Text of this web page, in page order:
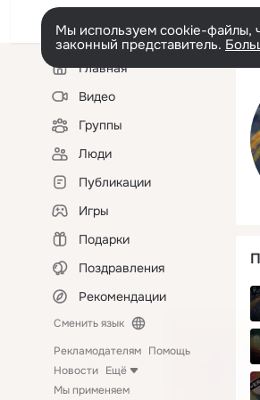
Мы используем cookie-файлы,
законный представитель.
Левая
колонкаГлавная
Видео
Группы
Люди
Публикации
Игры
Подарки
Поздравления
Рекомендации
Сменить язык
Рекламодателям Помощь
Новости Ещё
Мы применяем